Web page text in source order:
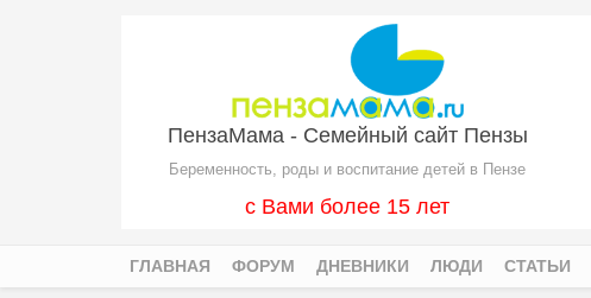
ПензаМама - Семейный сайт Пензы
Беременность, роды и воспитание детей в Пензе
с Вами более 15 лет
ГЛАВНАЯ ФОРУМ ДНЕВНИКИ ЛЮДИ СТАТЬИ